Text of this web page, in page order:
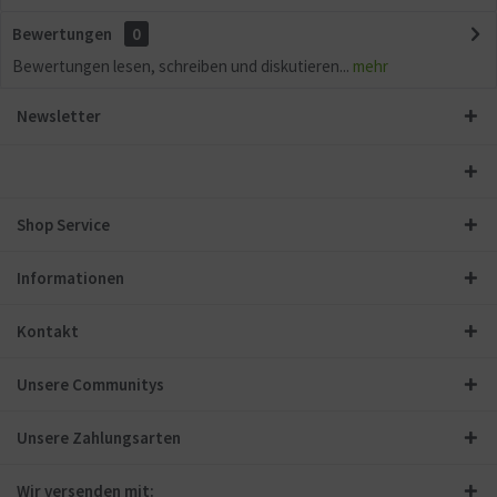
Bewertungen
0
Bewertungen lesen, schreiben und diskutieren... mehr
Newsletter
Shop Service
Informationen
Kontakt
Unsere Communitys
Unsere Zahlungsarten
Wir versenden mit: